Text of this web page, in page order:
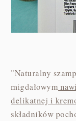
"Naturalny
migdałowym
delikatnej i
składników